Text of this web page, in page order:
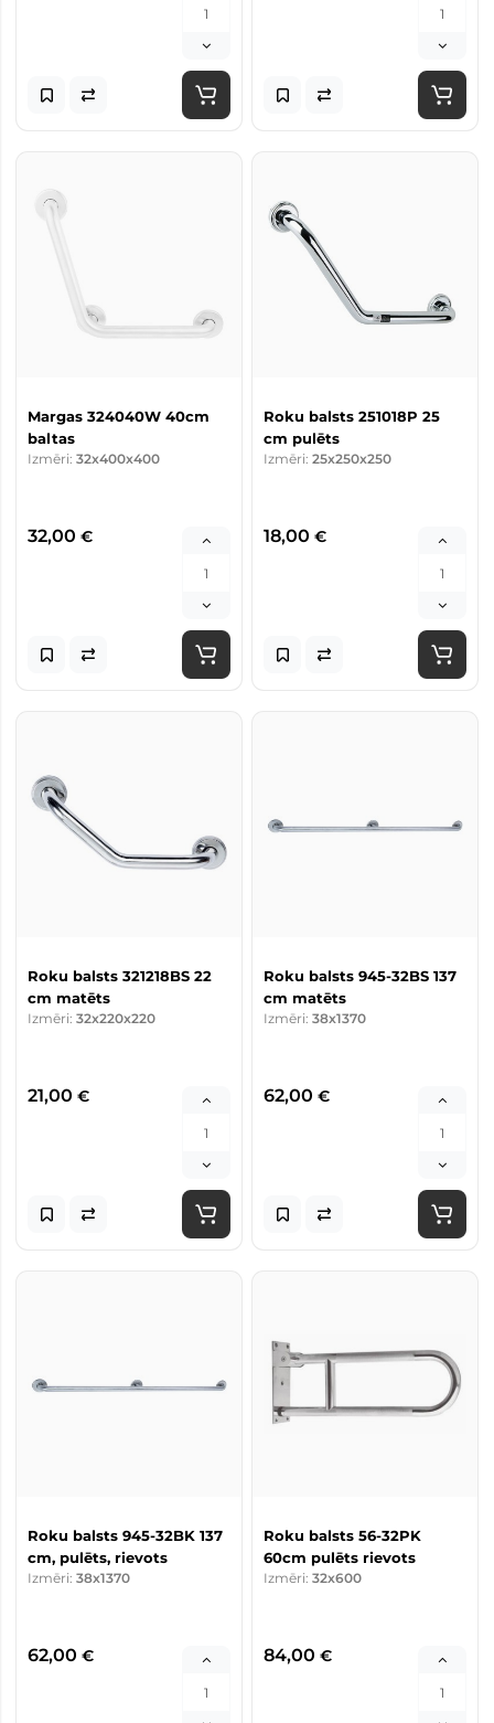
Margas 324040W 40cm
baltas
Izmēri: 32x400x400
32,00 €
Roku balsts 251018P 25
cm pulēts
Izmēri: 25x250x250
18,00 €
Roku balsts 321218BS 22
cm matēts
Izmēri: 32x220x220
21,00 €
Roku balsts 945-32BS 137
cm matēts
Izmēri: 38x1370
62,00 €
Roku balsts 945-32BK 137
cm, pulēts, rievots
Izmēri: 38x1370
62,00 €
Roku balsts 56-32PK
60cm pulēts rievots
Izmēri: 32x600
84,00 €